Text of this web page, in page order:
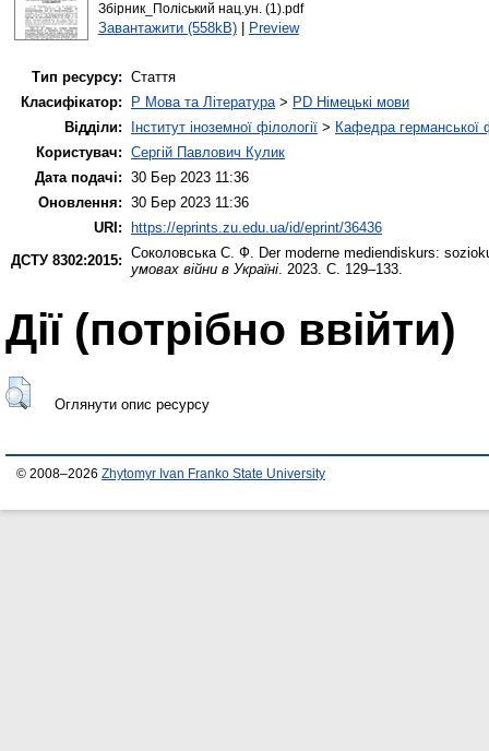
Збірник_Поліський нац.ун. (1).pdf
Завантажити (558kB)| Preview
Тип ресурсу: Стаття
Класифікатор:
P Мова та Література> PD Німецькі мови
Відділи:
Інститут іноземної філології > Кафедра германської
Користувач: Сергій Павлович Кулик
Дата подачі: 30 Бер 2023 11:36
Оновлення: 30 Бер 2023 11:36
URI:
https://eprints.zu.edu.ua/id/eprint/36436
ДСТУ 8302:2015: Соколовська С. Ф. Der moderne mediendiskurs:
умовах війни в Україні. 2023. С. 129–133.
Дії ​​(потрібно ввійти)
Оглянути опис ресурсу
© 2008–2026 Zhytomyr Ivan Franko State University